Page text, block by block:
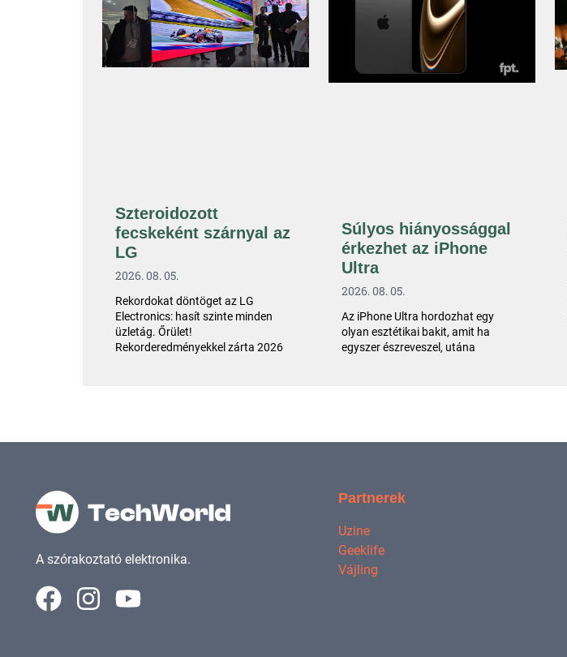
Szteroidozott
fecskeként szárnyal az
LG
2026. 08. 05.
Rekordokat döntöget az LG
Electronics: hasít szinte minden
üzletág. Őrület!
Rekorderedményekkel zárta 2026
Súlyos hiányossággal
érkezhet az iPhone
Ultra
2026. 08. 05.
Az iPhone Ultra hordozhat egy
olyan esztétikai bakit, amit ha
egyszer észreveszel, utána
A szórakoztató elektronika.
Partnerek
Uzine
Geeklife
Vájling